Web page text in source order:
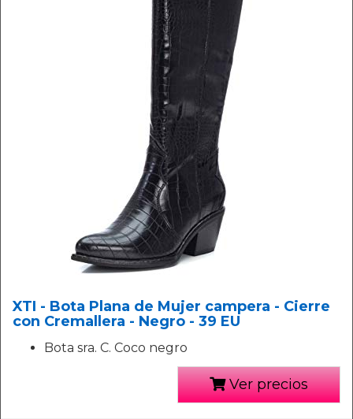
XTI - Bota Plana de Mujer campera - Cierre
con Cremallera - Negro - 39 EU
Bota sra. C. Coco negro
Ver precios